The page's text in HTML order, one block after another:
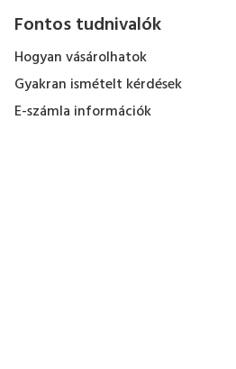
Fontos tudnivalók
Hogyan vásárolhatok
Gyakran ismételt kérdések
E-számla információk